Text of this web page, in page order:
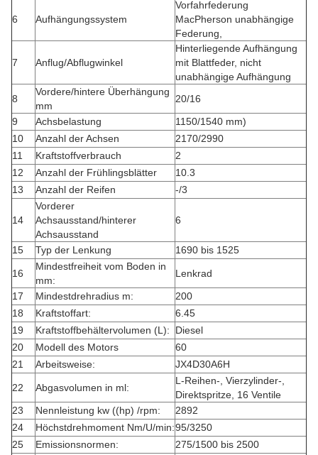
6 Aufhängungssystem
Vorfahrfederung
MacPherson unabhängige
Federung,
7 Anflug/Abflugwinkel
Hinterliegende Aufhängung
mit Blattfeder, nicht
unabhängige Aufhängung
8
Vordere/hintere Überhängung
mm
20/16
9
Achsbelastung
1150/1540 mm)
10
Anzahl der Achsen
2170/2990
11
Kraftstoffverbrauch
2
12
Anzahl der Frühlingsblätter
10.3
13
Anzahl der Reifen -/3
14
Vorderer
Achsausstand/hinterer
Achsausstand
6
15 Typ der Lenkung 1690 bis 1525
16
Mindestfreiheit vom Boden in
mm:
Lenkrad
17
Mindestdrehradius m:
200
18
Kraftstoffart:
6.45
19
Kraftstoffbehältervolumen (L):
Diesel
20
Modell des Motors
60
21
Arbeitsweise: JX4D30A6H
22 Abgasvolumen in ml:
L-Reihen-, Vierzylinder-,
Direktspritze, 16 Ventile
23
Nennleistung kw ((hp) /rpm:
2892
24
Höchstdrehmoment Nm/U/min:95/3250
25
Emissionsnormen:
275/1500 bis 2500